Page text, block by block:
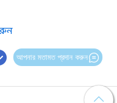
আপনার মতামত প্রদান করুন